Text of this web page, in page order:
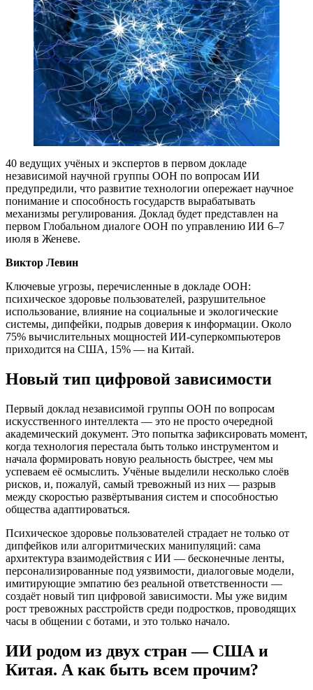
40 ведущих учёных и экспертов в первом докладе
независимой научной группы ООН по вопросам ИИ
предупредили, что развитие технологии опережает научное
понимание и способность государств вырабатывать
механизмы регулирования. Доклад будет представлен на
первом Глобальном диалоге ООН по управлению ИИ 6–7
июля в Женеве.
Виктор Левин
Ключевые угрозы, перечисленные в докладе ООН:
психическое здоровье пользователей, разрушительное
использование, влияние на социальные и экологические
системы, дипфейки, подрыв доверия к информации. Около
75% вычислительных мощностей ИИ-суперкомпьютеров
приходится на США, 15% — на Китай.
Новый тип цифровой зависимости
Первый доклад независимой группы ООН по вопросам
искусственного интеллекта — это не просто очередной
академический документ. Это попытка зафиксировать момент,
когда технология перестала быть только инструментом и
начала формировать новую реальность быстрее, чем мы
успеваем её осмыслить. Учёные выделили несколько слоёв
рисков, и, пожалуй, самый тревожный из них — разрыв
между скоростью развёртывания систем и способностью
общества адаптироваться.
Психическое здоровье пользователей страдает не только от
дипфейков или алгоритмических манипуляций: сама
архитектура взаимодействия с ИИ — бесконечные ленты,
персонализированные под уязвимости, диалоговые модели,
имитирующие эмпатию без реальной ответственности —
создаёт новый тип цифровой зависимости. Мы уже видим
рост тревожных расстройств среди подростков, проводящих
часы в общении с ботами, и это только начало.
ИИ родом из двух стран — США и
Китая. А как быть всем прочим?